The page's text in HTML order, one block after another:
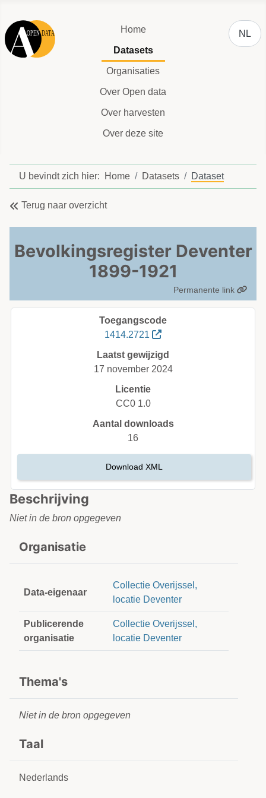
Home
Datasets
Organisaties
Over Open data
Over harvesten
Over deze site
NL
U bevindt zich hier: Home Datasets Dataset
Terug naar overzicht
Bevolkingsregister Deventer
1899-1921
Permanente link
Beschrijving
Niet in de bron opgegeven
Organisatie
Data-eigenaar
Collectie Overijssel,
locatie Deventer
Publicerende
organisatie
Collectie Overijssel,
locatie Deventer
Thema's
Niet in de bron opgegeven
Taal
Nederlands
Toegangscode
1414.2721
Laatst gewijzigd
17 november 2024
Licentie
CC0 1.0
Aantal downloads
16
Download XML